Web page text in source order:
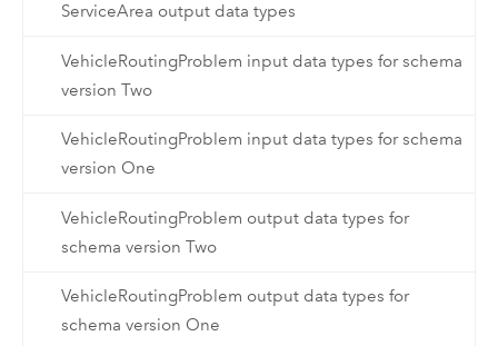
ServiceArea output data types
VehicleRoutingProblem input data types for schema
version Two
VehicleRoutingProblem input data types for schema
version One
VehicleRoutingProblem output data types for
schema version Two
VehicleRoutingProblem output data types for
schema version One